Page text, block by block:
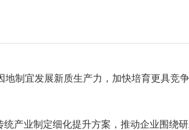
行业资讯
宜发展新质生产力，加快培育更具竞争
业制定细化提升方案，推动企业围绕研